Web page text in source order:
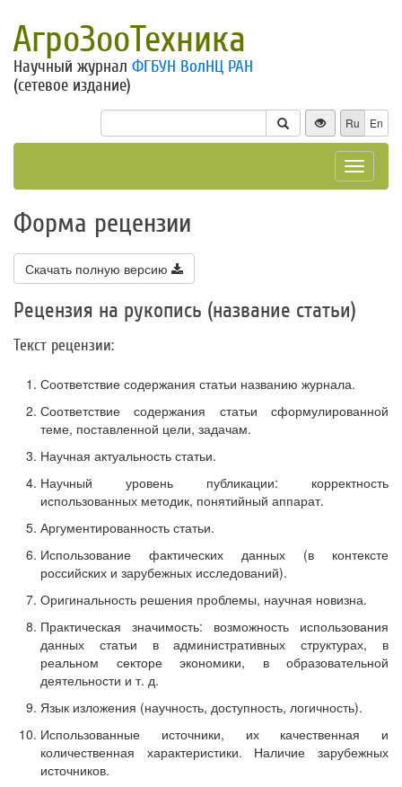
АгроЗооТехника
Научный журнал ФГБУН ВолНЦ РАН
(сетевое издание)
Ru En
Toggle
Форма рецензии
Скачать полную версию
Рецензия на рукопись (название статьи)
Текст рецензии:
Соответствие содержания статьи названию журнала.
Соответствие содержания статьи сформулированной
теме, поставленной цели, задачам.
Научная актуальность статьи.
Научный уровень публикации: корректность
использованных методик, понятийный аппарат.
Аргументированность статьи.
Использование фактических данных (в контексте
российских и зарубежных исследований).
Оригинальность решения проблемы, научная новизна.
Практическая значимость: возможность использования
данных статьи в административных структурах, в
реальном секторе экономики, в образовательной
деятельности и т. д.
Язык изложения (научность, доступность, логичность).
Использованные источники, их качественная и
количественная характеристики. Наличие зарубежных
источников.